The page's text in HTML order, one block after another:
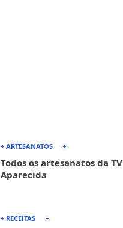
+ ARTESANATOS
Todos os artesanatos da TV
Aparecida
+ RECEITAS